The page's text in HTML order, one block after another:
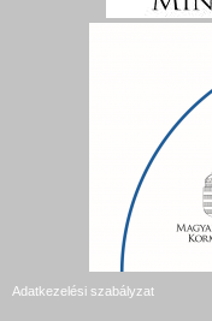
Adatkezelési szabályzat